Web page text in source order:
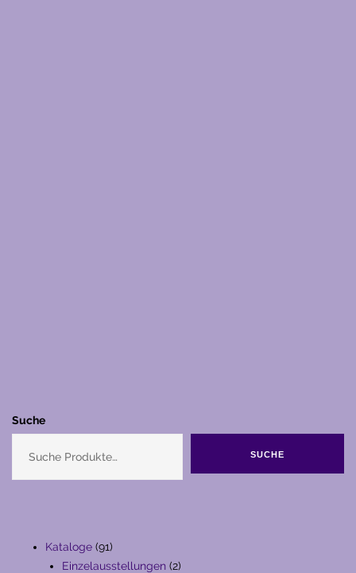
Suche
SUCHE
Kataloge 9191
Produkte
Einzelausstellungen 22